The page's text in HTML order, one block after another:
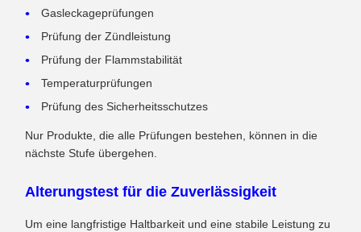
Gasleckageprüfungen
Prüfung der Zündleistung
Prüfung der Flammstabilität
Temperaturprüfungen
Prüfung des Sicherheitsschutzes
Nur Produkte, die alle Prüfungen bestehen, können in die
nächste Stufe übergehen.
Alterungstest für die Zuverlässigkeit
Um eine langfristige Haltbarkeit und eine stabile Leistung zu